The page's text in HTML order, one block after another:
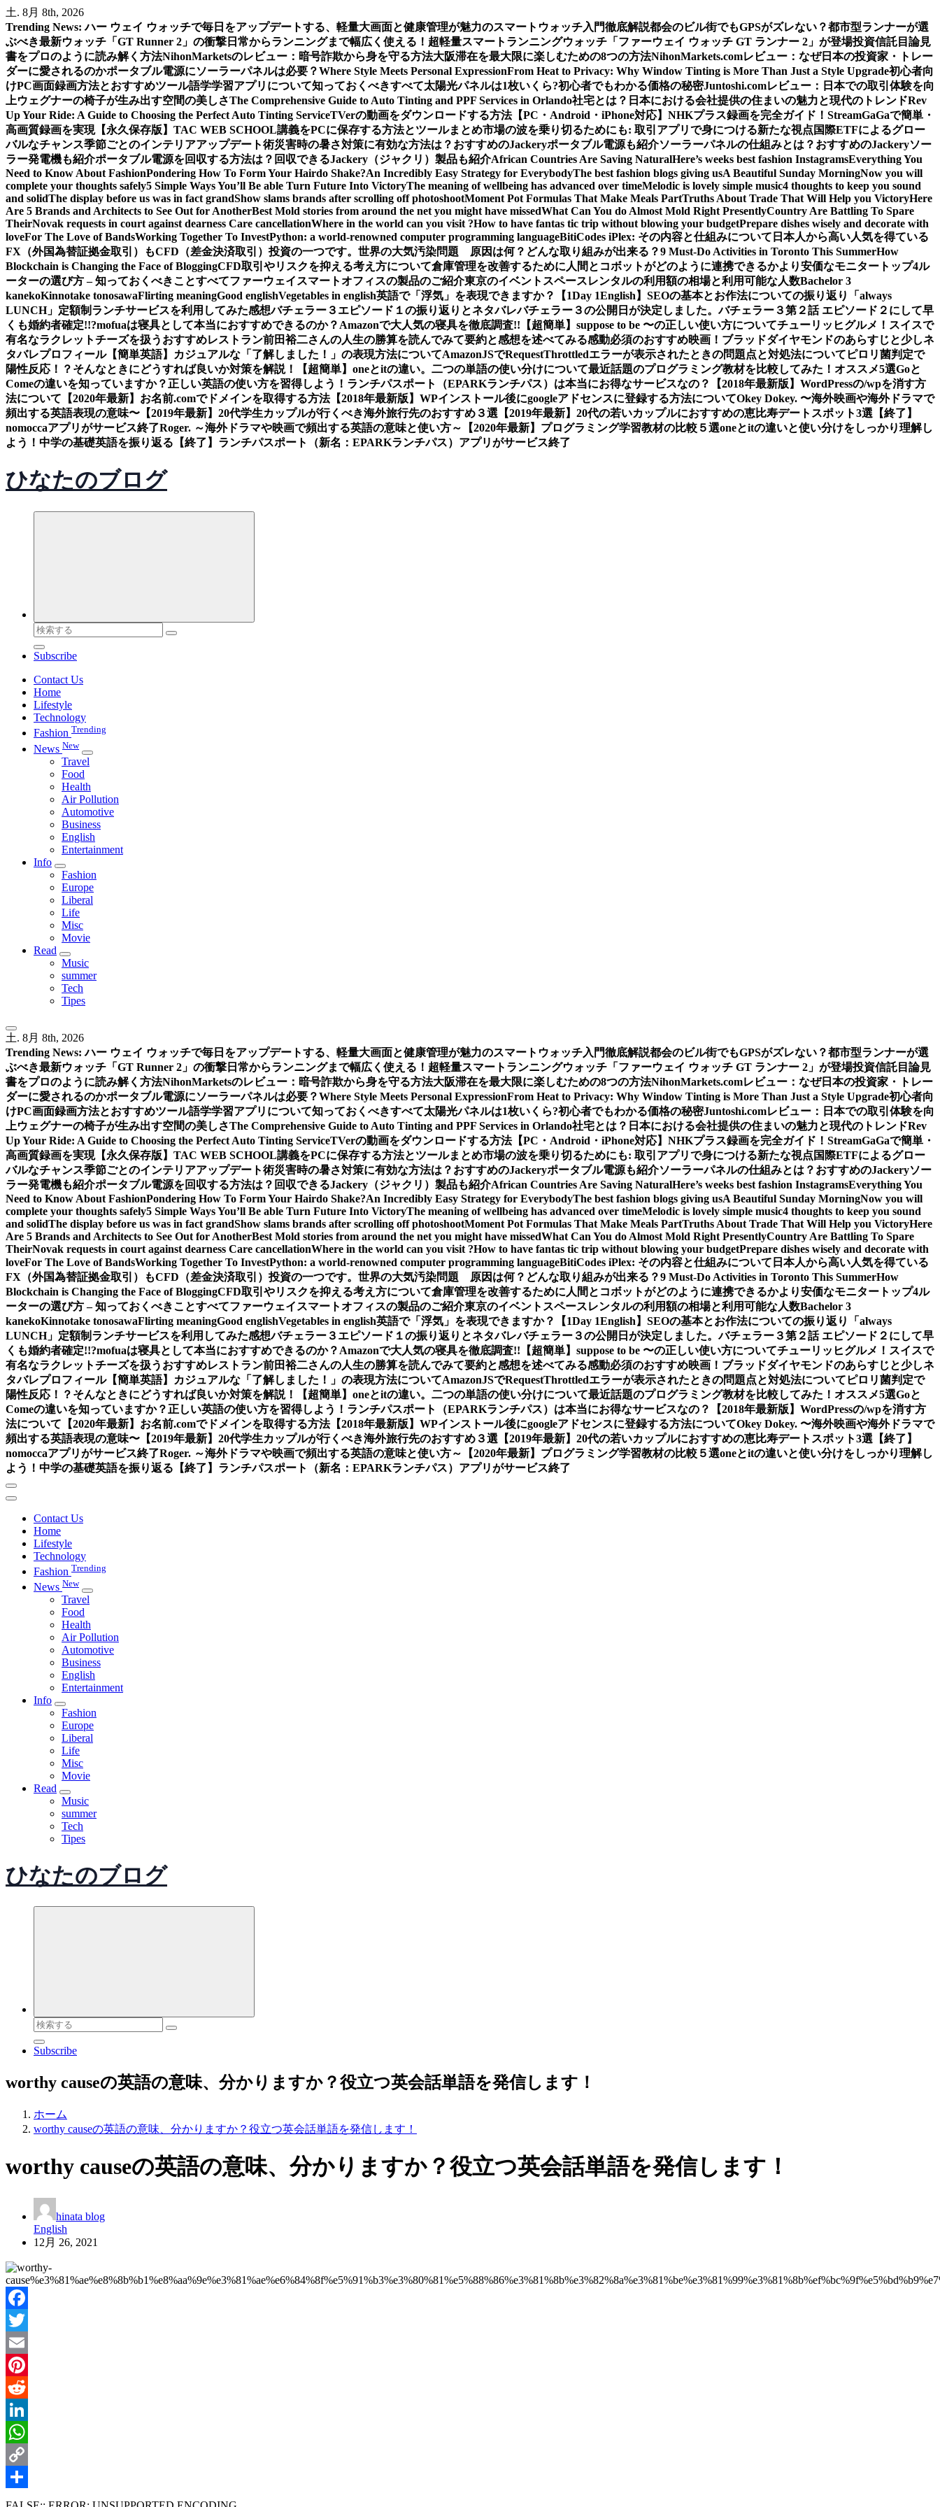
内
容
を
ス
キ
ッ
プ
土. 8月 8th, 2026
Trending News: ハー ウェイ ウォッチで毎日をアップデートする、軽量大画面と健康管理が魅力のスマートウォッチ入門徹底解説都会のビル街でもGPSがズレない？都市型ランナーが選
ぶべき最新ウォッチ「GT Runner 2」の衝撃 日常からランニングまで幅広く使える！超軽量スマートランニングウォッチ「ファーウェイ ウォッチ GT ランナー 2」が登場投資信託目論見
書をプロのように読み解く方法NihonMarketsのレビュー：暗号詐欺から身を守る方法大阪滞在を最大限に楽しむための8つの方法NihonMarkets.comレビュー：なぜ日本の投資家・トレー
ダーに愛されるのかポータブル電源にソーラーパネルは必要？Where Style Meets Personal ExpressionFrom Heat to Privacy: Why Window Tinting is More Than Just a Style Upgrade初心者向
けPC画面録画方法とおすすめツール語学学習アプリについて知っておくべきすべて太陽光パネルは1枚いくら?初心者でもわかる価格の秘密Juntoshi.comレビュー：日本での取引体験を向
上ウェグナーの椅子が生み出す空間の美しさThe Comprehensive Guide to Auto Tinting and PPF Services in Orlando社宅とは？日本における会社提供の住まいの魅力と現代のトレンドRev
Up Your Ride: A Guide to Choosing the Perfect Auto Tinting ServiceTVerの動画をダウンロードする方法【PC・Android・iPhone対応】 NHKプラス録画を完全ガイド！StreamGaGaで簡単・
高画質録画を実現【永久保存版】TAC WEB SCHOOL講義をPCに保存する方法とツールまとめ市場の波を乗り切るためにも: 取引アプリで身につける新たな視点 国際ETFによるグロー
バルなチャンス季節ごとのインテリアアップデート術災害時の暑さ対策に有効な方法は？おすすめのJackeryポータブル電源も紹介ソーラーパネルの仕組みとは？おすすめのJackeryソー
ラー発電機も紹介ポータブル電源を回収する方法は？回収できるJackery（ジャクリ）製品も紹介African Countries Are Saving NaturalHere’s weeks best fashion InstagramsEverything You
Need to Know About FashionPondering How To Form Your Hairdo Shake?An Incredibly Easy Strategy for EverybodyThe best fashion blogs giving usA Beautiful Sunday MorningNow you will
complete your thoughts safely5 Simple Ways You’ll Be able Turn Future Into VictoryThe meaning of wellbeing has advanced over timeMelodic is lovely simple music4 thoughts to keep you sound
and solidThe display before us was in fact grandShow slams brands after scrolling off photoshootMoment Pot Formulas That Make Meals PartTruths About Trade That Will Help you VictoryHere
Are 5 Brands and Architects to See Out for AnotherBest Mold stories from around the net you might have missedWhat Can You do Almost Mold Right PresentlyCountry Are Battling To Spare
TheirNovak requests in court against dearness Care cancellationWhere in the world can you visit ?How to have fantas tic trip without blowing your budgetPrepare dishes wisely and decorate with
loveFor The Love of BandsWorking Together To InvestPython: a world-renowned computer programming languageBitiCodes iPlex: その内容と仕組みについて 日本人から高い人気を得ている
FX（外国為替証拠金取引）もCFD（差金決済取引）投資の一つです。 世界の大気汚染問題 原因は何？どんな取り組みが出来る？9 Must-Do Activities in Toronto This SummerHow
Blockchain is Changing the Face of BloggingCFD取引やリスクを抑える考え方について倉庫管理を改善するために人間とコボットがどのように連携できるかより安価なモニタートップ4ル
ーターの選び方 – 知っておくべきことすべてファーウェイスマートオフィスの製品のご紹介東京のイベントスペースレンタルの利用額の相場と利用可能な人数Bachelor 3
kanekoKinnotake tonosawaFlirting meaningGood englishVegetables in english英語で「浮気」を表現できますか？【1Day 1English】 SEOの基本とお作法についての振り返り
「always
LUNCH」定額制ランチサービスを利用してみた感想バチェラー３エピソード１の振り返りとネタバレバチェラー３の公開日が決定しました。バチェラー３第２話 エピソード２にして早
くも婚約者確定!!?mofuaは寝具として本当におすすめできるのか？Amazonで大人気の寝具を徹底調査!! 【超簡単】suppose to be 〜の正しい使い方についてチューリッヒグルメ！スイスで
有名なラクレットチーズを扱うおすすめレストラン前田裕二さんの人生の勝算を読んでみて要約と感想を述べてみる感動必須のおすすめ映画！ブラッドダイヤモンドのあらすじと少しネ
タバレプロフィール【簡単英語】カジュアルな「了解しました！」の表現方法についてAmazonJSでRequestThrottledエラーが表示されたときの問題点と対処法について ピロリ菌判定で
陽性反応！？そんなときにどうすれば良いか対策を解説！
【超簡単】oneとitの違い。二つの単語の使い分けについて最近話題のプログラミング教材を比較してみた！オススメ5選Goと
Comeの違いを知っていますか？正しい英語の使い方を習得しよう！ ランチパスポート（EPARKランチパス）は本当にお得なサービスなの？
【2018年最新版】WordPressの/wpを消す方
法について 【2020年最新】お名前.comでドメインを取得する方法【2018年最新版】WPインストール後にgoogleアドセンスに登録する方法についてOkey Dokey. 〜海外映画や海外ドラマで
頻出する英語表現の意味〜 【2019年最新】20代学生カップルが行くべき海外旅行先のおすすめ３選 【2019年最新】20代の若いカップルにおすすめの恵比寿デートスポット3選 【終了】
nomoccaアプリがサービス終了Roger. ～海外ドラマや映画で頻出する英語の意味と使い方～ 【2020年最新】プログラミング学習教材の比較５選oneとitの違いと使い分けをしっかり理解し
よう！中学の基礎英語を振り返る 【終了】ランチパスポート（新名：EPARKランチパス）アプリがサービス終了
ひなたのブログ
検
索
対
Subscribe
Contact Us
Home
Lifestyle
Technology
Fashion Trending
News New
Travel
Food
Health
Air Pollution
Automotive
Business
English
Entertainment
Info
Fashion
Europe
Liberal
Life
Misc
Movie
Read
Music
summer
Tech
Tipes
土. 8月 8th, 2026
Trending News: ハー ウェイ ウォッチで毎日をアップデートする、軽量大画面と健康管理が魅力のスマートウォッチ入門徹底解説都会のビル街でもGPSがズレない？都市型ランナーが選
ぶべき最新ウォッチ「GT Runner 2」の衝撃 日常からランニングまで幅広く使える！超軽量スマートランニングウォッチ「ファーウェイ ウォッチ GT ランナー 2」が登場投資信託目論見
書をプロのように読み解く方法NihonMarketsのレビュー：暗号詐欺から身を守る方法大阪滞在を最大限に楽しむための8つの方法NihonMarkets.comレビュー：なぜ日本の投資家・トレー
ダーに愛されるのかポータブル電源にソーラーパネルは必要？Where Style Meets Personal ExpressionFrom Heat to Privacy: Why Window Tinting is More Than Just a Style Upgrade初心者向
けPC画面録画方法とおすすめツール語学学習アプリについて知っておくべきすべて太陽光パネルは1枚いくら?初心者でもわかる価格の秘密Juntoshi.comレビュー：日本での取引体験を向
上ウェグナーの椅子が生み出す空間の美しさThe Comprehensive Guide to Auto Tinting and PPF Services in Orlando社宅とは？日本における会社提供の住まいの魅力と現代のトレンドRev
Up Your Ride: A Guide to Choosing the Perfect Auto Tinting ServiceTVerの動画をダウンロードする方法【PC・Android・iPhone対応】 NHKプラス録画を完全ガイド！StreamGaGaで簡単・
高画質録画を実現【永久保存版】TAC WEB SCHOOL講義をPCに保存する方法とツールまとめ市場の波を乗り切るためにも: 取引アプリで身につける新たな視点 国際ETFによるグロー
バルなチャンス季節ごとのインテリアアップデート術災害時の暑さ対策に有効な方法は？おすすめのJackeryポータブル電源も紹介ソーラーパネルの仕組みとは？おすすめのJackeryソー
ラー発電機も紹介ポータブル電源を回収する方法は？回収できるJackery（ジャクリ）製品も紹介African Countries Are Saving NaturalHere’s weeks best fashion InstagramsEverything You
Need to Know About FashionPondering How To Form Your Hairdo Shake?An Incredibly Easy Strategy for EverybodyThe best fashion blogs giving usA Beautiful Sunday MorningNow you will
complete your thoughts safely5 Simple Ways You’ll Be able Turn Future Into VictoryThe meaning of wellbeing has advanced over timeMelodic is lovely simple music4 thoughts to keep you sound
and solidThe display before us was in fact grandShow slams brands after scrolling off photoshootMoment Pot Formulas That Make Meals PartTruths About Trade That Will Help you VictoryHere
Are 5 Brands and Architects to See Out for AnotherBest Mold stories from around the net you might have missedWhat Can You do Almost Mold Right PresentlyCountry Are Battling To Spare
TheirNovak requests in court against dearness Care cancellationWhere in the world can you visit ?How to have fantas tic trip without blowing your budgetPrepare dishes wisely and decorate with
loveFor The Love of BandsWorking Together To InvestPython: a world-renowned computer programming languageBitiCodes iPlex: その内容と仕組みについて 日本人から高い人気を得ている
FX（外国為替証拠金取引）もCFD（差金決済取引）投資の一つです。 世界の大気汚染問題 原因は何？どんな取り組みが出来る？9 Must-Do Activities in Toronto This SummerHow
Blockchain is Changing the Face of BloggingCFD取引やリスクを抑える考え方について倉庫管理を改善するために人間とコボットがどのように連携できるかより安価なモニタートップ4ル
ーターの選び方 – 知っておくべきことすべてファーウェイスマートオフィスの製品のご紹介東京のイベントスペースレンタルの利用額の相場と利用可能な人数Bachelor 3
kanekoKinnotake tonosawaFlirting meaningGood englishVegetables in english英語で「浮気」を表現できますか？【1Day 1English】 SEOの基本とお作法についての振り返り
「always
LUNCH」定額制ランチサービスを利用してみた感想バチェラー３エピソード１の振り返りとネタバレバチェラー３の公開日が決定しました。バチェラー３第２話 エピソード２にして早
くも婚約者確定!!?mofuaは寝具として本当におすすめできるのか？Amazonで大人気の寝具を徹底調査!! 【超簡単】suppose to be 〜の正しい使い方についてチューリッヒグルメ！スイスで
有名なラクレットチーズを扱うおすすめレストラン前田裕二さんの人生の勝算を読んでみて要約と感想を述べてみる感動必須のおすすめ映画！ブラッドダイヤモンドのあらすじと少しネ
タバレプロフィール【簡単英語】カジュアルな「了解しました！」の表現方法についてAmazonJSでRequestThrottledエラーが表示されたときの問題点と対処法について ピロリ菌判定で
陽性反応！？そんなときにどうすれば良いか対策を解説！
【超簡単】oneとitの違い。二つの単語の使い分けについて最近話題のプログラミング教材を比較してみた！オススメ5選Goと
Comeの違いを知っていますか？正しい英語の使い方を習得しよう！ ランチパスポート（EPARKランチパス）は本当にお得なサービスなの？
【2018年最新版】WordPressの/wpを消す方
法について 【2020年最新】お名前.comでドメインを取得する方法【2018年最新版】WPインストール後にgoogleアドセンスに登録する方法についてOkey Dokey. 〜海外映画や海外ドラマで
頻出する英語表現の意味〜 【2019年最新】20代学生カップルが行くべき海外旅行先のおすすめ３選 【2019年最新】20代の若いカップルにおすすめの恵比寿デートスポット3選 【終了】
nomoccaアプリがサービス終了Roger. ～海外ドラマや映画で頻出する英語の意味と使い方～ 【2020年最新】プログラミング学習教材の比較５選oneとitの違いと使い分けをしっかり理解し
よう！中学の基礎英語を振り返る 【終了】ランチパスポート（新名：EPARKランチパス）アプリがサービス終了
Contact Us
Home
Lifestyle
Technology
Fashion Trending
News New
Travel
Food
Health
Air Pollution
Automotive
Business
English
Entertainment
Info
Fashion
Europe
Liberal
Life
Misc
Movie
Read
Music
summer
Tech
Tipes
ひなたのブログ
検
索
対
Subscribe
worthy causeの英語の意味、分かりますか？役立つ英会話単語を発信します！
ホーム
worthy causeの英語の意味、分かりますか？役立つ英会話単語を発信します！
worthy causeの英語の意味、分かりますか？役立つ英会話単語を発信します！
hinata blog
English
12月 26, 2021
Facebook
Twitter
Email
Pinterest
Reddit
LinkedIn
WhatsApp
Copy
Link
共